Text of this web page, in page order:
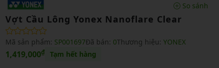
So sánh
Vợt Cầu Lông Yonex Nanoflare Clear
Mã sản phẩm: SP001697Đã bán: 0Thương hiệu: YONEX
1,419,000₫ Tạm hết hàng